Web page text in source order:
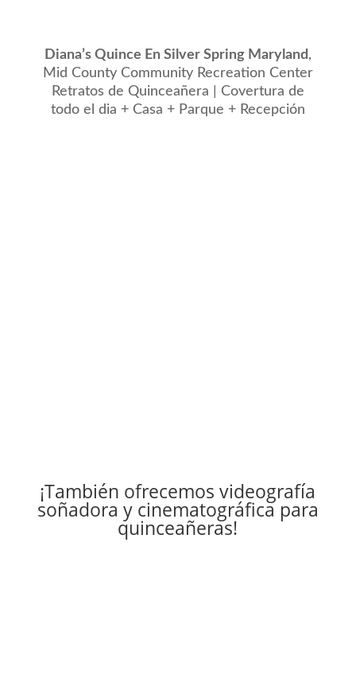
Diana’s Quince En Silver Spring Maryland,
Mid County Community Recreation Center
Retratos de Quinceañera | Covertura de
todo el dia + Casa + Parque + Recepción
¡También ofrecemos videografía
soñadora y cinematográfica para
quinceañeras!